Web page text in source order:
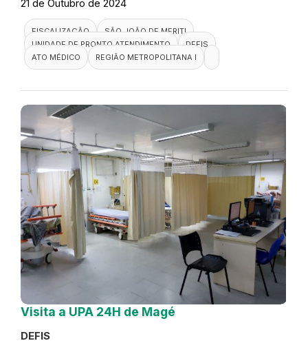
21 de Outubro de 2024
FISCALIZAÇÃO
SÃO JOÃO DE MERITI
UNIDADE DE PRONTO ATENDIMENTO
DEFIS
ATO MÉDICO
REGIÃO METROPOLITANA I
Visita a UPA 24H de Magé
DEFIS